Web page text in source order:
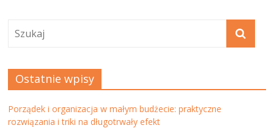
Ostatnie wpisy
Porządek i organizacja w małym budżecie: praktyczne
rozwiązania i triki na długotrwały efekt